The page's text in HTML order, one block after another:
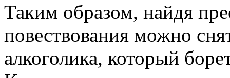
Таким образом, найдя
повествования можно
алкоголика, который